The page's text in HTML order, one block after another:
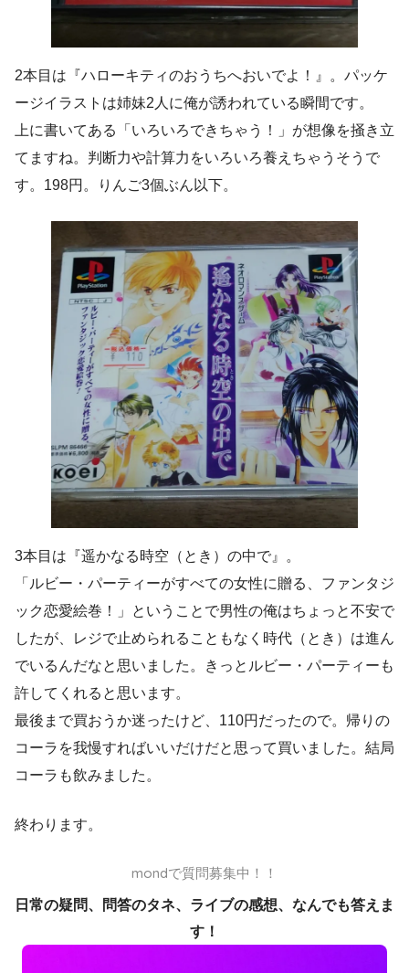
2本目は『ハローキティのおうちへおいでよ！』。パッケ
ージイラストは姉妹2人に俺が誘われている瞬間です。
上に書いてある「いろいろできちゃう！」が想像を掻き立
てますね。判断力や計算力をいろいろ養えちゃうそうで
す。198円。りんご3個ぶん以下。
3本目は『遥かなる時空（とき）の中で』。
「ルビー・パーティーがすべての女性に贈る、ファンタジ
ック恋愛絵巻！」ということで男性の俺はちょっと不安で
したが、レジで止められることもなく時代（とき）は進ん
でいるんだなと思いました。きっとルビー・パーティーも
許してくれると思います。
最後まで買おうか迷ったけど、110円だったので。帰りの
コーラを我慢すればいいだけだと思って買いました。結局
コーラも飲みました。
終わります。
mondで質問募集中！！
日常の疑問、問答のタネ、ライブの感想、なんでも答えま
す！